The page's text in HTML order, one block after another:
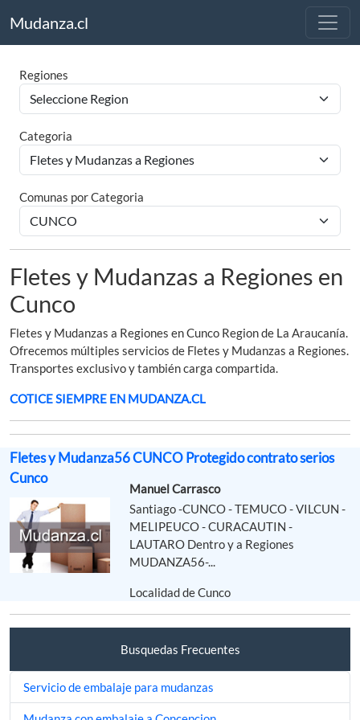
Mudanza.cl
Regiones
Categoria
Comunas por Categoria
Fletes y Mudanzas a Regiones en
Cunco
Fletes y Mudanzas a Regiones en Cunco Region de La Araucanía.
Ofrecemos múltiples servicios de Fletes y Mudanzas a Regiones.
Transportes exclusivo y también carga compartida.
COTICE SIEMPRE EN MUDANZA.CL
Fletes y Mudanza56 CUNCO Protegido contrato serios
Cunco
Manuel Carrasco
Santiago -CUNCO - TEMUCO - VILCUN -
MELIPEUCO - CURACAUTIN -
LAUTARO Dentro y a Regiones
MUDANZA56-...
Localidad de Cunco
Busquedas Frecuentes
Servicio de embalaje para mudanzas